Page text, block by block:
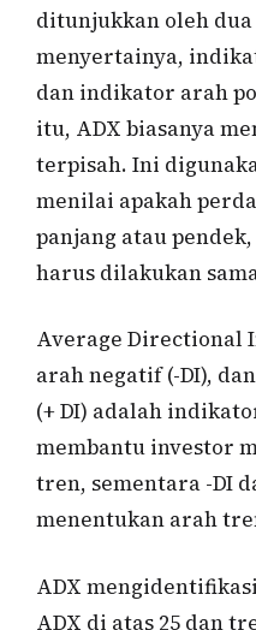
ditunjukkan oleh
menyertainya,
dan indikator arah
itu, ADX biasanya
terpisah. Ini
menilai apakah
panjang atau
harus dilakukan
Average Directional
arah negatif (-DI),
(+ DI) adalah
membantu investor
tren, sementara -DI
menentukan arah
ADX
ADX di atas 25 dan